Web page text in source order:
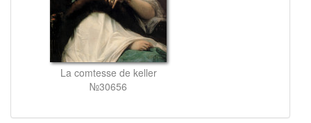
La comtesse de keller
№30656